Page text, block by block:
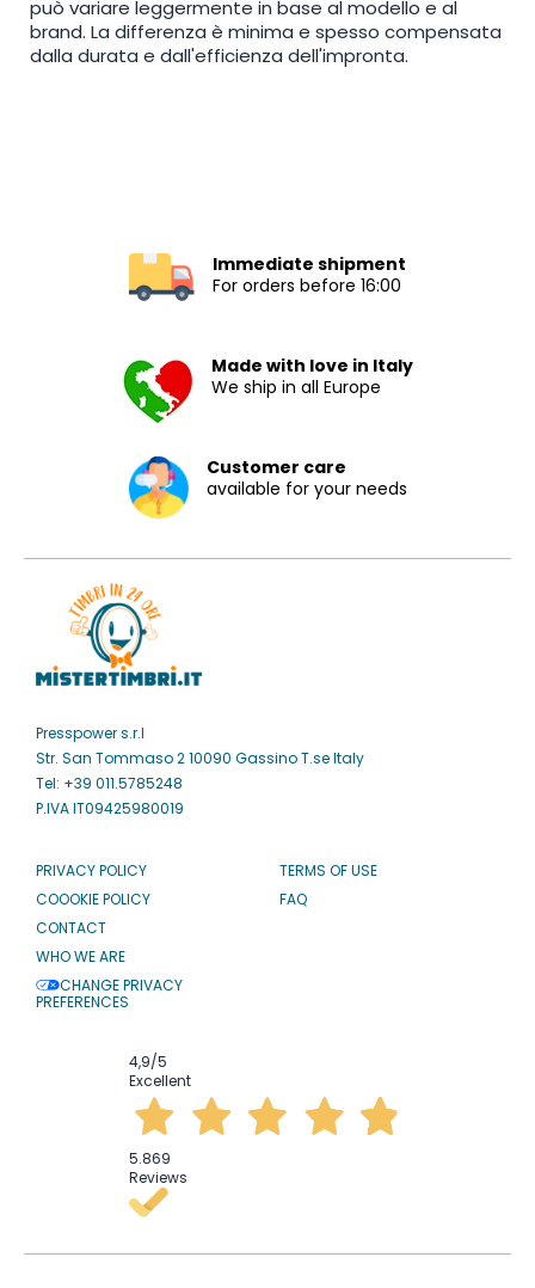
può variare leggermente in base al modello e al
brand. La differenza è minima e spesso compensata
dalla durata e dall'efficienza dell'impronta.
Immediate shipment
For orders before 16:00
Made with love in Italy
We ship in all Europe
Customer care
available for your needs
Presspower s.r.l
Str. San Tommaso 2 10090 Gassino T.se Italy
Tel: +39 011.5785248
P.IVA IT09425980019
PRIVACY POLICY
COOOKIE POLICY
CONTACT
WHO WE ARE
CHANGE PRIVACY
PREFERENCES
TERMS OF USE
FAQ
4,9/5
Excellent
5.869
Reviews